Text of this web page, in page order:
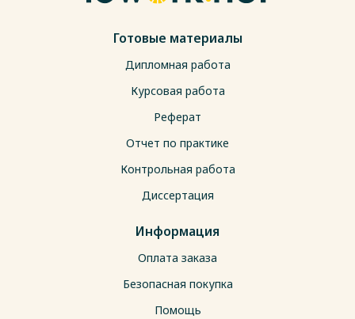
Готовые материалы
Дипломная работа
Курсовая работа
Реферат
Отчет по практике
Контрольная работа
Диссертация
Информация
Оплата заказа
Безопасная покупка
Помощь